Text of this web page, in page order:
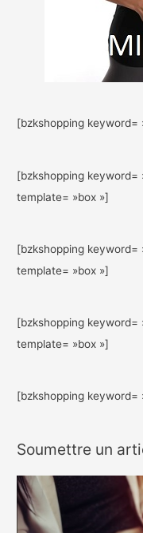
[bzkshopping keyword=
[bzkshopping keyword=
template= »box »]
[bzkshopping keyword=
template= »box »]
[bzkshopping keyword=
template= »box »]
[bzkshopping keyword=
Soumettre un